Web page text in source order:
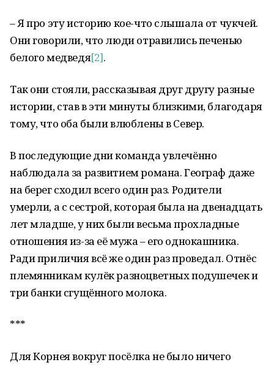
– Я про эту историю кое-что слышала от чукчей.
Они говорили, что люди отравились печенью
белого медведя[2].
Так они стояли, рассказывая друг другу разные
истории, став в эти минуты близкими, благодаря
тому, что оба были влюблены в Север.
В последующие дни команда увлечённо
наблюдала за развитием романа. Географ даже
на берег сходил всего один раз. Родители
умерли, а с сестрой, которая была на двенадцать
лет младше, у них были весьма прохладные
отношения из-за её мужа – его однокашника.
Ради приличия всё же один раз проведал. Отнёс
племянникам кулёк разноцветных подушечек и
три банки сгущённого молока.
***
Для Корнея вокруг посёлка не было ничего